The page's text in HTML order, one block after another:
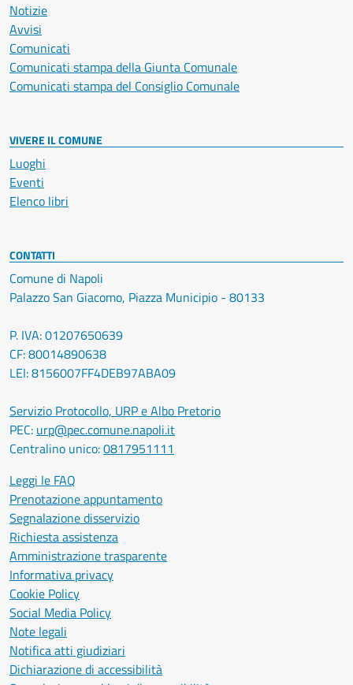
Notizie
Avvisi
Comunicati
Comunicati stampa della Giunta Comunale
Comunicati stampa del Consiglio Comunale
VIVERE IL COMUNE
Luoghi
Eventi
Elenco libri
CONTATTI
Comune di Napoli
Palazzo San Giacomo, Piazza Municipio - 80133
P. IVA: 01207650639
CF: 80014890638
LEI: 8156007FF4DEB97ABA09
Servizio Protocollo, URP e Albo Pretorio
PEC: urp@pec.comune.napoli.it
Centralino unico:0817951111
Leggi le FAQ
Prenotazione appuntamento
Segnalazione disservizio
Richiesta assistenza
Amministrazione trasparente
Informativa privacy
Cookie Policy
Social Media Policy
Note legali
Notifica atti giudiziari
Dichiarazione di accessibilità